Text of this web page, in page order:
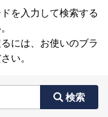
を入力して検索する
には、お使いのブラ
い。
検索